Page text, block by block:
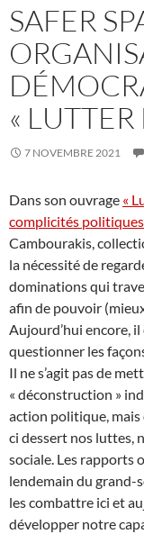
SAFER
«
7 NOVEMBRE 2021
Dans son ouvrage «
complicités
Cambourakis,
la nécessité de
dominations qui
afin de pouvoir
Aujourd’hui encore,
questionner les
Il ne s’agit pas de
« déconstruction »
action politique, mais
ci dessert nos luttes,
sociale. Les rapports
lendemain du grand-
les combattre ici et
développer notre